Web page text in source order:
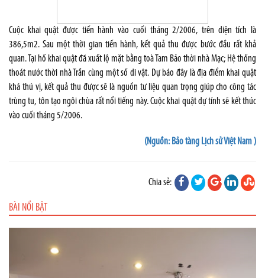
Cuộc khai quật được tiến hành vào cuối tháng 2/2006, trên diện tích là
386,5m2. Sau một thời gian tiến hành, kết quả thu được bước đầu rất khả
quan. Tại hố khai quật đã xuất lộ mặt bằng toà Tam Bảo thời nhà Mạc; Hệ thống
thoát nước thời nhà Trần cùng một số di vật. Dự báo đây là địa điểm khai quật
khá thú vị, kết quả thu được sẽ là nguồn tư liệu quan trọng giúp cho công tác
trùng tu, tôn tạo ngôi chùa rất nổi tiếng này. Cuộc khai quật dự tính sẽ kết thúc
vào cuối tháng 5/2006.
(Nguồn: Bảo tàng Lịch sử Việt Nam )
Chia sẻ:
BÀI NỔI BẬT